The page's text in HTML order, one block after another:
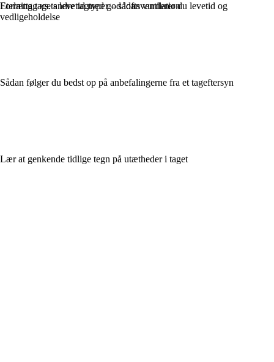
Forlæng tagets levetid med god loftsventilation
Sådan følger du bedst op på anbefalingerne fra et tageftersyn
Lær at genkende tidlige tegn på utætheder i taget
Eternittag vs. andre tagtyper – sådan vurderer du levetid og
vedligeholdelse